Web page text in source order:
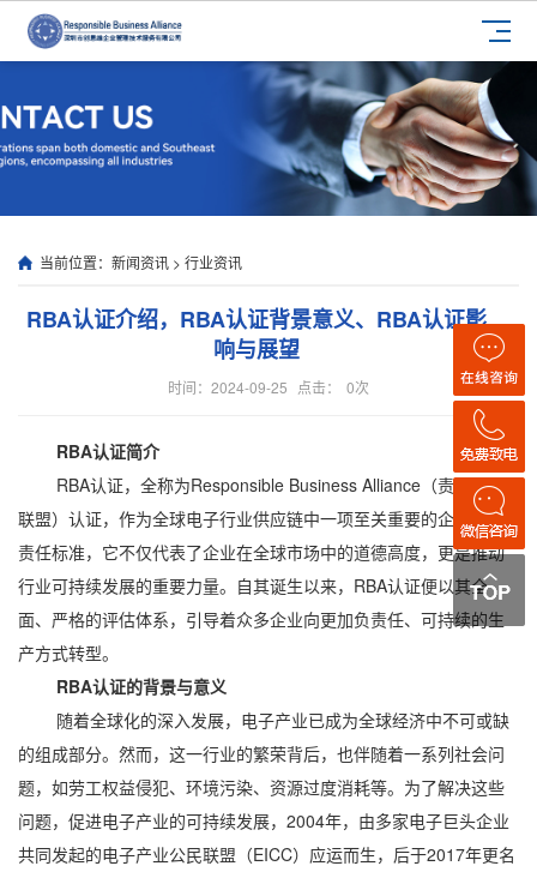
当前位置： 新闻资讯 > 行业资讯
RBA认证介绍，RBA认证背景意义、RBA认证影
响与展望
时间：2024-09-25 点击： 0次
RBA认证简介
RBA认证，全称为Responsible Business Alliance（责任商业
联盟）认证，作为全球电子行业供应链中一项至关重要的企业社会
责任标准，它不仅代表了企业在全球市场中的道德高度，更是推动
行业可持续发展的重要力量。自其诞生以来，RBA认证便以其全
面、严格的评估体系，引导着众多企业向更加负责任、可持续的生
产方式转型。
RBA认证的背景与意义
随着全球化的深入发展，电子产业已成为全球经济中不可或缺
的组成部分。然而，这一行业的繁荣背后，也伴随着一系列社会问
题，如劳工权益侵犯、环境污染、资源过度消耗等。为了解决这些
问题，促进电子产业的可持续发展，2004年，由多家电子巨头企业
共同发起的电子产业公民联盟（EICC）应运而生，后于2017年更名